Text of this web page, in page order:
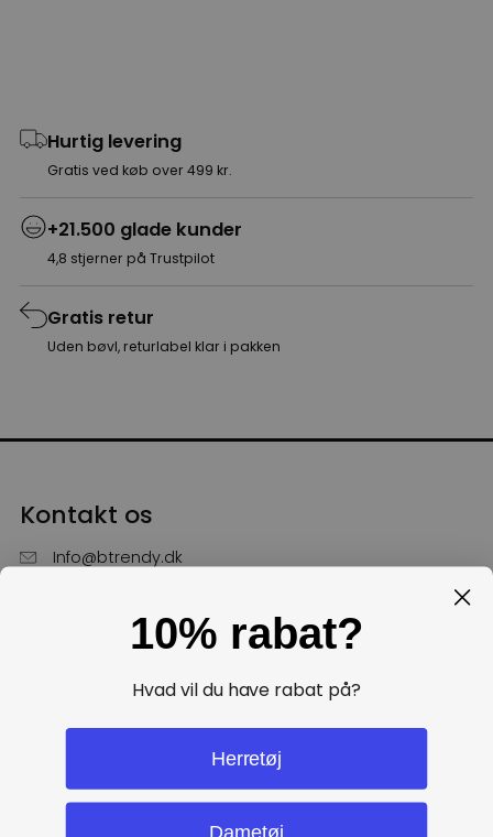
Hurtig levering
Gratis ved køb over 499 kr.
+21.500 glade kunder
4,8 stjerner på Trustpilot
Gratis retur
Uden bøvl, returlabel klar i pakken
Kontakt os
Info@btrendy.dk
Hverdage fra kl. 10 - 16
10% rabat?
Hvad vil du have rabat på?
Herretøj